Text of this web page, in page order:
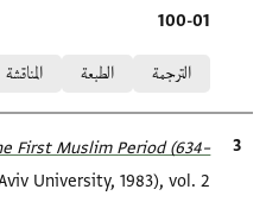
Location in source
100-01
الترجمة
الطبعة المناقشة
الاقتباس المرجعي
First Muslim Period (634–
University, 1983), vol. 2.